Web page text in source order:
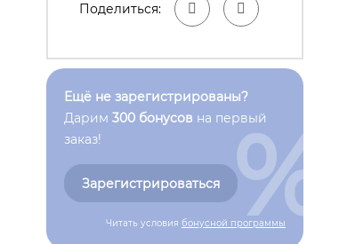
Поделиться:
Ещё не зарегистрированы?
Дарим 300 бонусов на первый
заказ!
Зарегистрироваться
Читать условия бонусной программы
%